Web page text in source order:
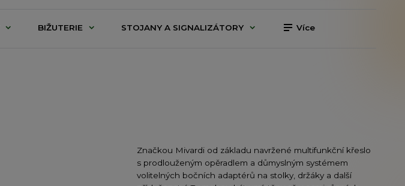
BIŽUTERIE STOJANY A SIGNALIZÁTORY Více
Značkou Mivardi od základu navržené multifunkční křeslo
s prodlouženým opěradlem a důmyslným systémem
volitelných bočních adaptérů na stolky, držáky a další